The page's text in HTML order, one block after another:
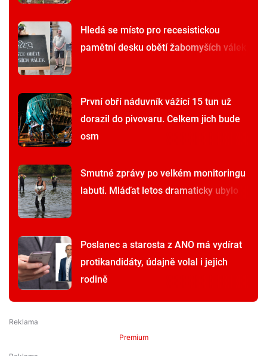
Hledá se místo pro recesistickou
pamětní desku obětí žabomyších válek
První obří náduvník vážící 15 tun už
dorazil do pivovaru. Celkem jich bude
osm
Smutné zprávy po velkém monitoringu
labutí. Mláďat letos dramaticky ubylo
Poslanec a starosta z ANO má vydírat
protikandidáty, údajně volal i jejich
rodině
Premium